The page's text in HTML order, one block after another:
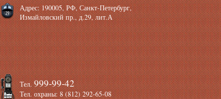
Тел.999-99-42
Тел. охраны: 8 (812) 292-65-08
Адрес: 190005, РФ, Санкт-Петербург,
Измайловский пр., д.29, лит.А